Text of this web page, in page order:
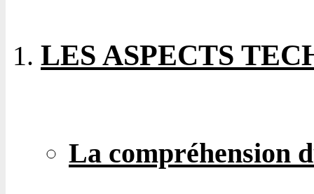
LES ASPECTS
La compréhension